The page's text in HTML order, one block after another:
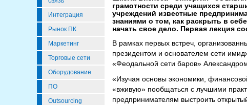
Интеграция
Рынок ПК
Маркетинг
Торговые сети
Оборудование
ПО
Outsourcing
грамотности среди учащихся
учреждений известные
знаниями о том, как раскрыть в
начать свое дело. Первая лекция
В рамках первых встреч,
президентом и основателем сети
«Феодальной сети баров»
«Изучая основы экономики,
«вживую» пообщаться с лучшими
предпринимателям выстроить